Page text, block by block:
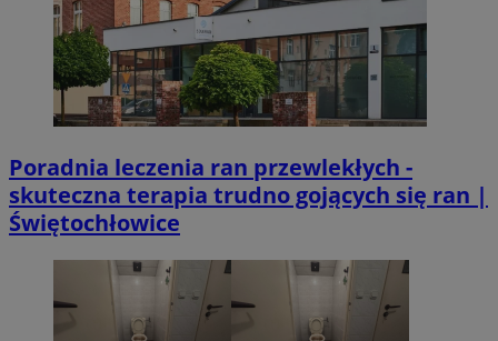
Poradnia leczenia ran przewlekłych -
skuteczna terapia trudno gojących się ran |
Świętochłowice